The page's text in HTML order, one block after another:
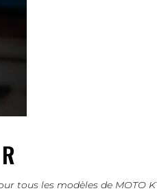
tous les modèles de MOTO